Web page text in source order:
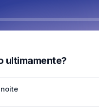
ultimamente?